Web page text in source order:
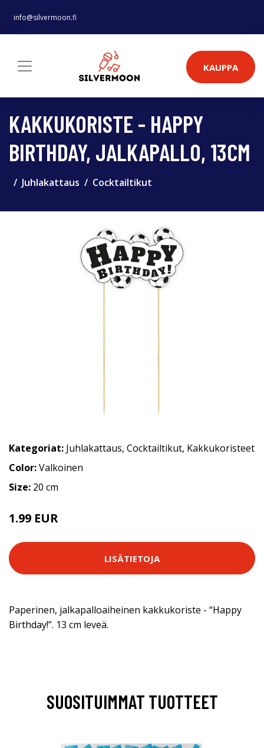
info@silvermoon.fi
KAUPPA
KAKKUKORISTE - HAPPY
BIRTHDAY, JALKAPALLO, 13CM
Juhlakattaus Cocktailtikut
Kategoriat: Juhlakattaus, Cocktailtikut, Kakkukoristeet
Color:Valkoinen
Size: 20 cm
1.99 EUR
LISÄTIETOJA
Paperinen, jalkapalloaiheinen kakkukoriste - “Happy
Birthday!”. 13 cm leveä.
SUOSITUIMMAT TUOTTEET